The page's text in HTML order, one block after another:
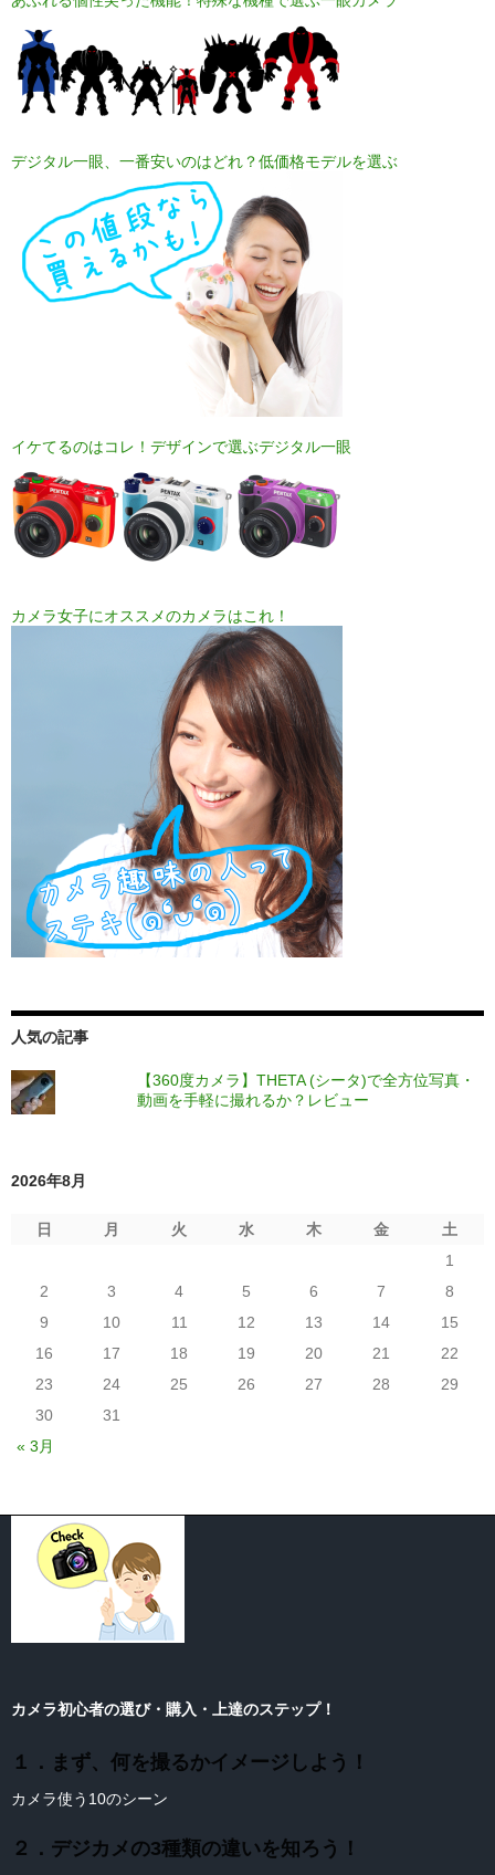
デジタル一眼、一番安いのはどれ？低価格モデルを選ぶ
イケてるのはコレ！デザインで選ぶデジタル一眼
カメラ女子にオススメのカメラはこれ！
人気の記事
【360度カメラ】THETA (シータ)で全方位写真・
動画を手軽に撮れるか？レビュー
2026年8月
日 月 火 水 木 金 土
« 3月
1
2
3 4 5 6 7
8
9
10 11 12 13 14
15
16
17 18 19 20 21
22
23
24 25 26 27 28
29
30
31
カメラ初心者の選び・購入・上達のステップ！
１．まず、何を撮るかイメージしよう！
カメラ使う10のシーン
２．デジカメの3種類の違いを知ろう！